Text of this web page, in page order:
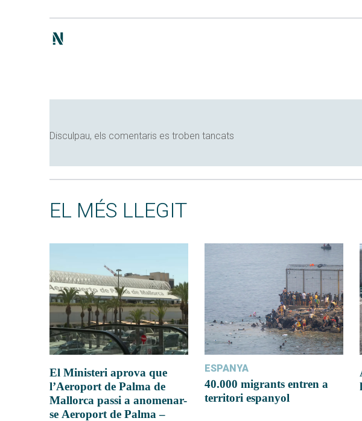
Disculpau, els comentaris es troben tancats
EL MÉS LLEGIT
El Ministeri aprova que
l’Aeroport de Palma de
Mallorca passi a anomenar-
se Aeroport de Palma –
ESPANYA
40.000 migrants entren a
territori espanyol